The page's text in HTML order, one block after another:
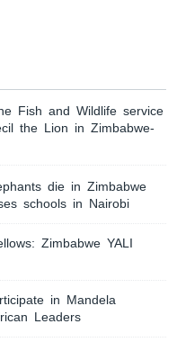
Fish and Wildlife service
the Lion in Zimbabwe-
die in Zimbabwe
schools in Nairobi
Zimbabwe YALI
in Mandela
Leaders